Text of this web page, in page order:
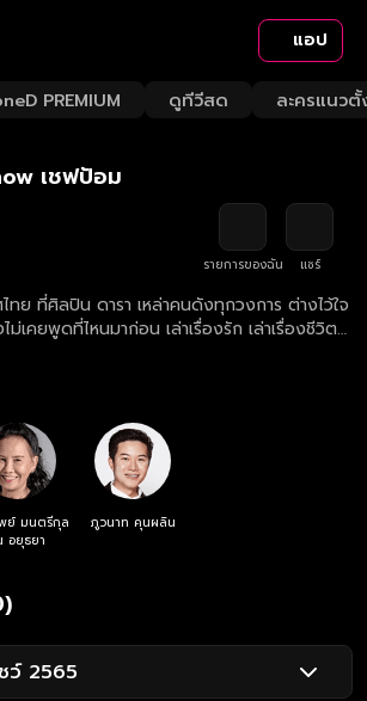
แอป
PREMIUM ดูทีวีสด ละครแนวตั้
Loaded:
1.68%
Rate
เชฟป้อม
รายการของฉัน
แชร์
ไทย ที่ศิลปิน ดารา เหล่าคนดังทุกวงการ ต่างไว้ใจ
ม่เคยพูดที่ไหนมาก่อน เล่าเรื่องรัก เล่าเรื่องชีวิต
าะเป็นที่เดียวที่ให้ความรู้สึกปลอดภัยที่จะเล่า อุ่น
ย์ มนตรีกุล
อยุธยา
ภูวนาท คุนผลิน
ว์ 2565